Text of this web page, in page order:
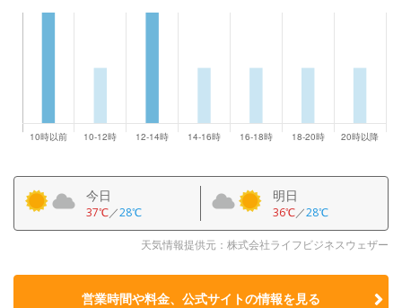
今日
37℃／28℃
明日
36℃／28℃
天気情報提供元：株式会社ライフビジネスウェザー
営業時間や料金、公式サイトの情報を見る